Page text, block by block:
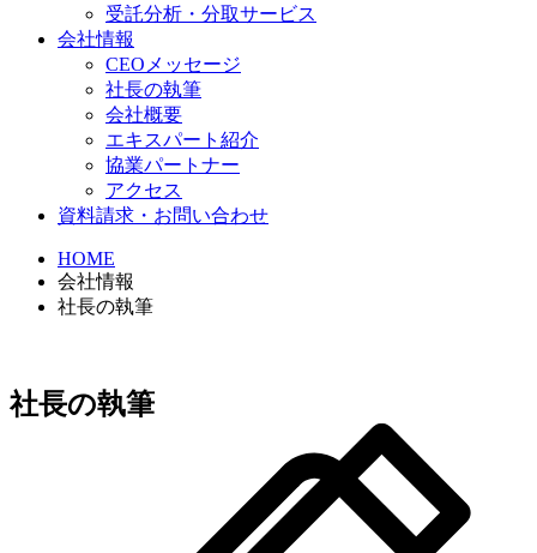
受託分析・分取サービス
会社情報
CEOメッセージ
社長の執筆
会社概要
エキスパート紹介
協業パートナー
アクセス
資料請求・お問い合わせ
HOME
会社情報
社長の執筆
社長の執筆